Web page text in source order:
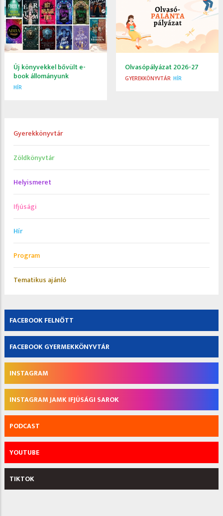
Új könyvekkel bővült e-
book állományunk
HÍR
Olvasópályázat 2026-27
GYEREKKÖNYVTÁR HÍR
Gyerekkönyvtár
Zöldkönyvtár
Helyismeret
Ifjúsági
Hír
Program
Tematikus ajánló
FACEBOOK FELNŐTT
FACEBOOK GYERMEKKÖNYVTÁR
INSTAGRAM
INSTAGRAM JAMK IFJÚSÁGI SAROK
PODCAST
YOUTUBE
TIKTOK